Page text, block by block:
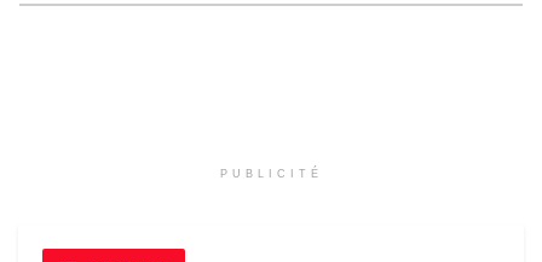
PUBLICITÉ